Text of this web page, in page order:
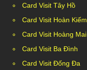
Card Visit Tây Hồ
Card Visit Hoàn Kiếm
Card Visit Hoàng Mai
Card Visit Ba Đình
Card Visit Đống Đa